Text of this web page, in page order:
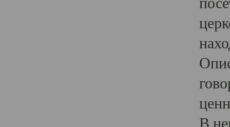
В